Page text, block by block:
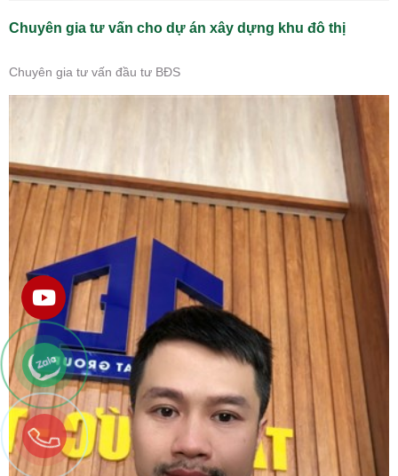
Chuyên gia tư vấn cho dự án xây dựng khu đô thị
Chuyên gia tư vấn đầu tư BĐS